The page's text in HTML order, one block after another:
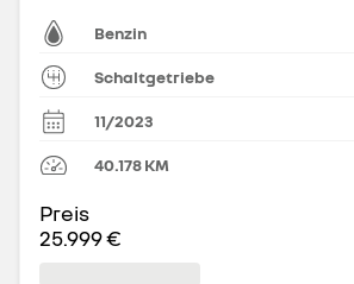
Benzin
Schaltgetriebe
11/2023
40.178KM
Preis
25.999 €